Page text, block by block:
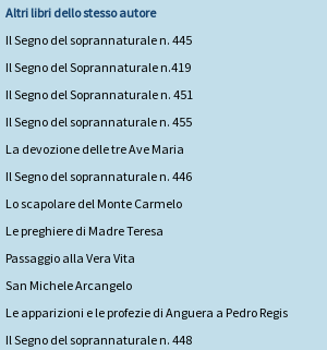
Altri libri dello stesso autore
Il Segno del soprannaturale n. 445
Il Segno del Soprannaturale n.419
Il Segno del Soprannaturale n. 451
Il Segno del soprannaturale n. 455
La devozione delle tre Ave Maria
Il Segno del soprannaturale n. 446
Lo scapolare del Monte Carmelo
Le preghiere di Madre Teresa
Passaggio alla Vera Vita
San Michele Arcangelo
Le apparizioni e le profezie di Anguera a Pedro Regis
Il Segno del soprannaturale n. 448